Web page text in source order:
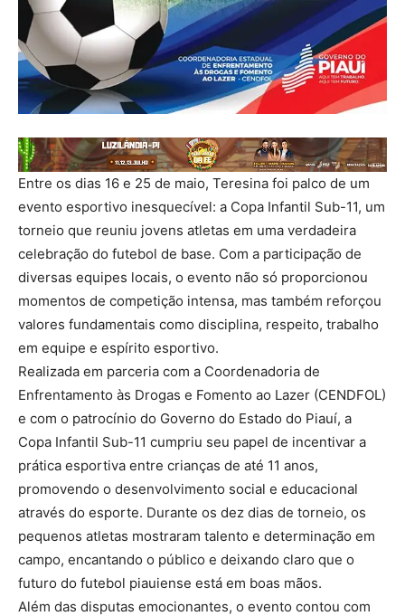
Entre os dias 16 e 25 de maio, Teresina foi palco de um
evento esportivo inesquecível: a Copa Infantil Sub-11, um
torneio que reuniu jovens atletas em uma verdadeira
celebração do futebol de base. Com a participação de
diversas equipes locais, o evento não só proporcionou
momentos de competição intensa, mas também reforçou
valores fundamentais como disciplina, respeito, trabalho
em equipe e espírito esportivo.
Realizada em parceria com a Coordenadoria de
Enfrentamento às Drogas e Fomento ao Lazer (CENDFOL)
e com o patrocínio do Governo do Estado do Piauí, a
Copa Infantil Sub-11 cumpriu seu papel de incentivar a
prática esportiva entre crianças de até 11 anos,
promovendo o desenvolvimento social e educacional
através do esporte. Durante os dez dias de torneio, os
pequenos atletas mostraram talento e determinação em
campo, encantando o público e deixando claro que o
futuro do futebol piauiense está em boas mãos.
Além das disputas emocionantes, o evento contou com